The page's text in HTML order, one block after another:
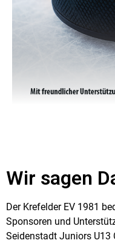
Wir sagen
Der Krefelder EV 1981
Sponsoren und
Seidenstadt Juniors U13